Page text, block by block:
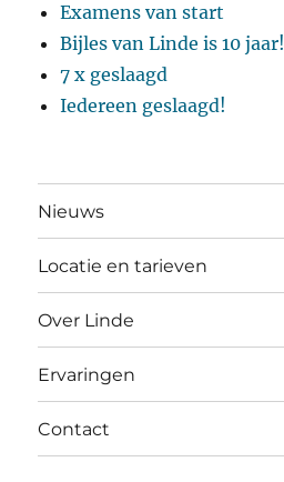
Examens van start
Bijles van Linde is 10 jaar!
7 x geslaagd
Iedereen geslaagd!
Nieuws
Locatie en tarieven
Over Linde
Ervaringen
Contact